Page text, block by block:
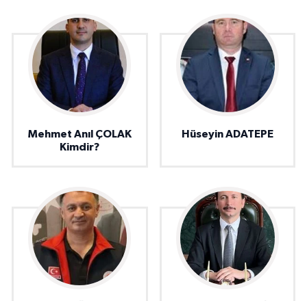
Mehmet Anıl ÇOLAK
Kimdir?
Hüseyin ADATEPE